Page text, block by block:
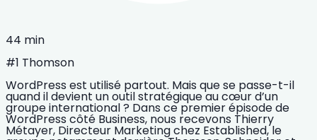
44 min
#1 Thomson
WordPress est utilisé partout. Mais que se passe-t-il
quand il devient un outil stratégique au cœur d’un
groupe international ? Dans ce premier épisode de
WordPress côté Business, nous recevons Thierry
Métayer, Directeur Marketing chez Established, le